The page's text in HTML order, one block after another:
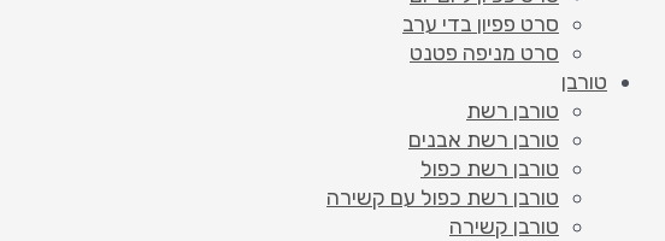
סרט פפיון בדי ערב
סרט מניפה פטנט
טורבן
טורבן רשת
טורבן רשת אבנים
טורבן רשת כפול
טורבן רשת כפול עם קשירה
טורבן קשירה